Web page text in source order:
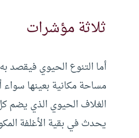
ثلاثة مؤشرات
أما التنوع الحيوي فيقصد
مساحة مكانية بعينها
الغلاف الحيوي الذي يضم
يحدث في بقية الأغلفة